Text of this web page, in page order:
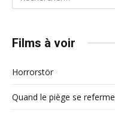
Films à voir
Horrorstör
Quand le piège se referme